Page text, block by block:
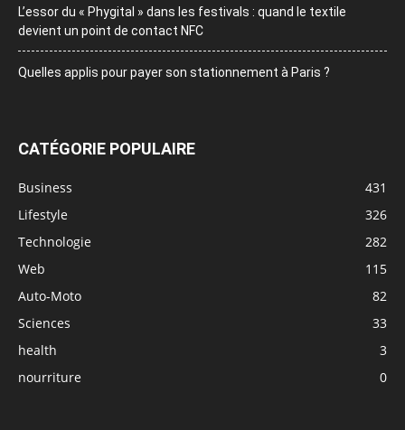
L’essor du « Phygital » dans les festivals : quand le textile
devient un point de contact NFC
Quelles applis pour payer son stationnement à Paris ?
CATÉGORIE POPULAIRE
Business
431
Lifestyle
326
Technologie
282
Web
115
Auto-Moto
82
Sciences
33
health
3
nourriture
0